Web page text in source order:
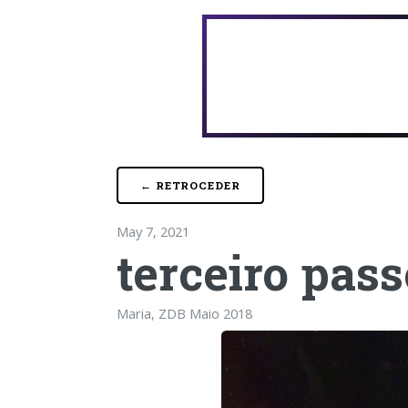
← RETROCEDER
May 7, 2021
terceiro
Maria, ZDB Maio 2018